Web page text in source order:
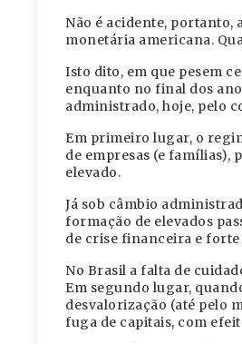
Não é acidente, portanto,
monetária americana.
Isto dito, em que pesem
enquanto no final dos
administrado, hoje, pelo
Em primeiro lugar, o
de empresas (e famílias),
elevado.
Já sob câmbio
formação de elevados
de crise financeira e
No Brasil a falta de
Em segundo lugar,
desvalorização (até pelo
fuga de capitais, com